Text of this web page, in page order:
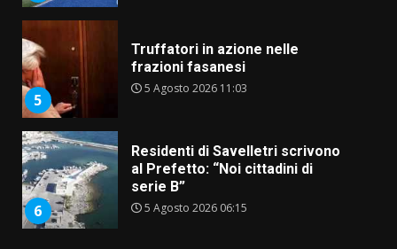
5
Truffatori in azione nelle
frazioni fasanesi
5 Agosto 2026 11:03
6
Residenti di Savelletri scrivono
al Prefetto: “Noi cittadini di
serie B”
5 Agosto 2026 06:15